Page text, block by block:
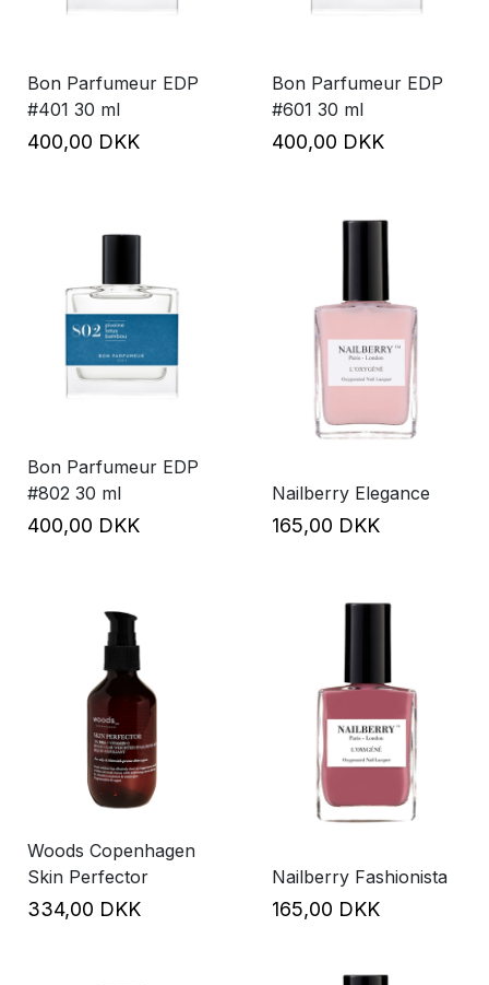
Bon Parfumeur EDP
#401 30 ml
400,00 DKK
Bon Parfumeur EDP
#601 30 ml
400,00 DKK
Bon Parfumeur EDP
#802 30 ml
400,00 DKK
Nailberry Elegance
165,00 DKK
Woods Copenhagen
Skin Perfector
334,00 DKK
Nailberry Fashionista
165,00 DKK